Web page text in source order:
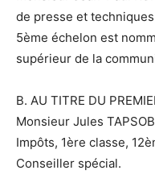
de presse et
5ème échelon est
supérieur de la
B. AU TITRE DU
Monsieur Jules
Impôts, 1ère classe,
Conseiller spécial.